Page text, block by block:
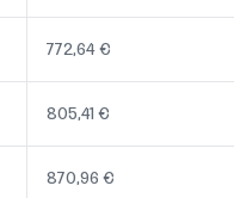
772,64 €
805,41 €
870,96 €